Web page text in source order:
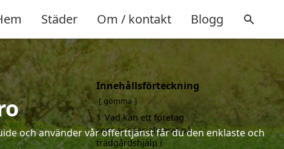
Städer Om / kontakt Blogg
och använder vår offerttjänst får du den enklaste och
Innehållsförteckning
gömma
1 Vad kan ett företag
som är specialiserat på
trädgårdshjälp i